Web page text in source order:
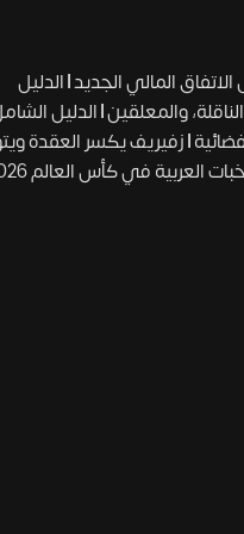
المالي الجديد|الدليل
|الدليل الشامل
|زفيريف يكسر العقدة ويتوج
جدول مباريات المنتخبات العربية في كأس العالم 2026